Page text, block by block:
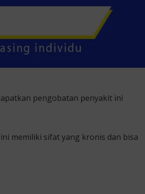
pengobatan penyakit ini
memiliki sifat yang kronis dan bisa